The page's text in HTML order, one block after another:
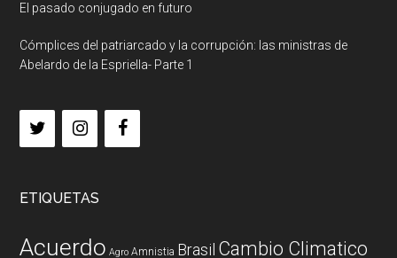
El pasado conjugado en futuro
Cómplices del patriarcado y la corrupción: las ministras de
Abelardo de la Espriella- Parte 1
ETIQUETAS
Acuerdo Agro Amnistia Brasil Cambio Climatico